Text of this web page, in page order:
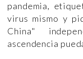
pandemia,
virus mismo y
China"
ascendencia